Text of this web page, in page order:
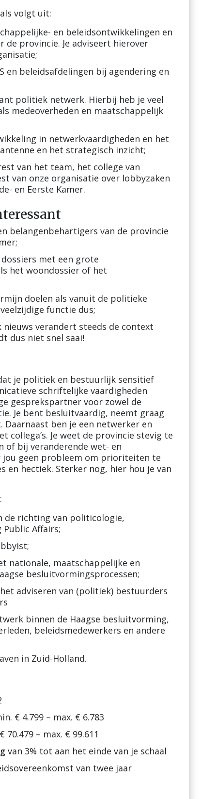
volgt uit:
en beleidsontwikkelingen en
de provincie. Je adviseert hierover
en beleidsafdelingen bij agendering en
politiek netwerk. Hierbij heb je veel
medeoverheden en maatschappelijk
in netwerkvaardigheden en het
en het strategisch inzicht;
van het team, het college van
van onze organisatie over lobbyzaken
en Eerste Kamer.
belangenbehartigers van de provincie
met een grote
het woondossier of het
doelen als vanuit de politieke
functie dus;
verandert steeds de context
dus niet snel saai!
je politiek en bestuurlijk sensitief
schriftelijke vaardigheden
gesprekspartner voor zowel de
Je bent besluitvaardig, neemt graag
ben je een netwerker en
collega’s. Je weet de provincie stevig te
bij veranderende wet- en
geen probleem om prioriteiten te
en hectiek. Sterker nog, hier hou je van
de richting van politicologie,
Affairs;
nationale, maatschappelijke en
besluitvormingsprocessen;
adviseren van (politiek) bestuurders
binnen de Haagse besluitvorming,
beleidsmedewerkers en andere
in Zuid-Holland.
€ 4.799 – max. € 6.783
70.479 – max. € 99.611
van 3% tot aan het einde van je schaal
van twee jaar